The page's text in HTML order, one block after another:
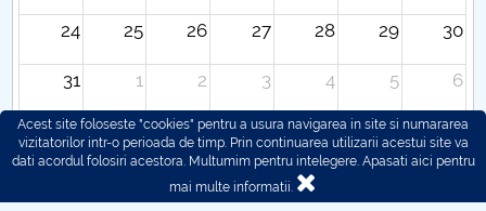
24 25 26 27 28 29 30
31 1 2 3 4 5 6
Acest site foloseste "cookies" pentru a usura navigarea in site si numararea
vizitatorilor intr-o perioada de timp. Prin continuarea utilizarii acestui site va
dati acordul folosiri acestora. Multumim pentru intelegere. Apasati aici pentru
mai multe informatii.